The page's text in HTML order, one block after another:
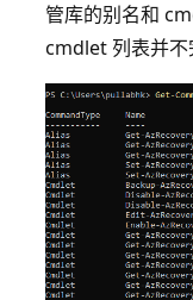
管库的别名和
cmdlet 列表并不